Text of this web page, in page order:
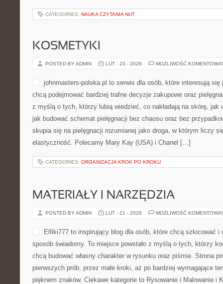
CATEGORIES: NAUKA CZYTANIA NUT
KOSMETYKI
POSTED BY ADMIN LUT - 23 - 2026 MOŻLIWOŚĆ
johnmasters-polska.pl to serwis dla osób, które interesują
chcą podejmować bardziej trafne decyzje zakupowe oraz
z myślą o tych, którzy lubią wiedzieć, co nakładają na skórę, jak
jak budować schemat pielęgnacji bez chaosu oraz bez
skupia się na pielęgnacji rozumianej jako droga, w którym liczy
elastyczność. Polecamy Mary Kay (USA) i Chanel […]
CATEGORIES: ORGANIZACJA KROK PO KROKU
MATERIAŁY I NARZĘDZIA
POSTED BY ADMIN LUT - 21 - 2026 MOŻLIWOŚĆ
Elfiki777 to inspirujący blog dla osób, które chcą szkicować i
sposób świadomy. To miejsce powstało z myślą o tych, którzy
chcą budować własny charakter w rysunku oraz piśmie. Strona
pierwszych prób, przez małe kroki, aż po bardziej wymagające
pięknem znaków. Ciekawe kategorie to Rysowanie i Malowanie i